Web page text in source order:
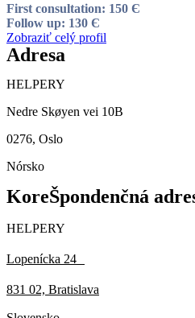
First consultation: 150 Є
Follow up: 130 Є
Zobraziť celý profil
Adresa
HELPERY
Nedre Skøyen vei 10B
0276, Oslo
Nórsko
KoreŠpondenčná
HELPERY
Lopenícka 24
831 02, Bratislava